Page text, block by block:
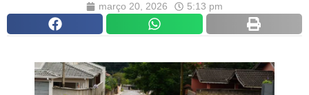
março 20, 2026
5:13 pm